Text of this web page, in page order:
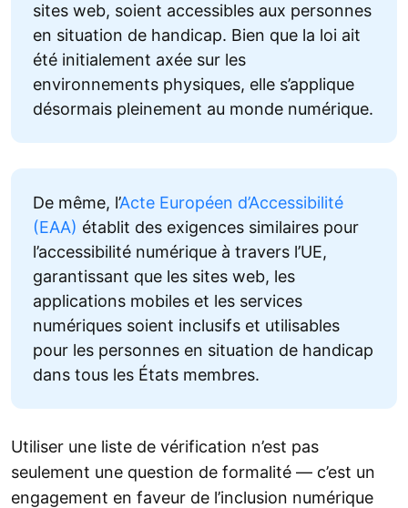
sites web, soient accessibles aux personnes
en situation de handicap. Bien que la loi ait
été initialement axée sur les
environnements physiques, elle s’applique
désormais pleinement au monde numérique.
De même, l’Acte Européen d’Accessibilité
(EAA) établit des exigences similaires pour
l’accessibilité numérique à travers l’UE,
garantissant que les sites web, les
applications mobiles et les services
numériques soient inclusifs et utilisables
pour les personnes en situation de handicap
dans tous les États membres.
Utiliser une liste de vérification n’est pas
seulement une question de formalité — c’est un
engagement en faveur de l’inclusion numérique